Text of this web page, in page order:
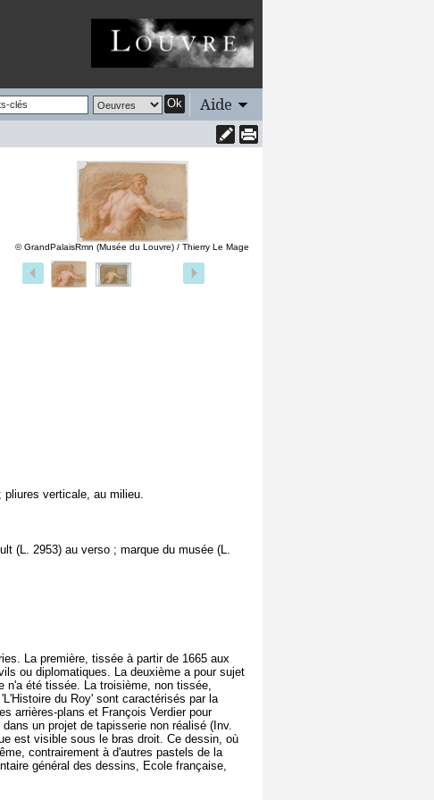
Ok Aide
© GrandPalaisRmn (Musée du Louvre) / Thierry Le Mage
verticale, au milieu.
(L. 2953) au verso ; marque du musée (L.
La première, tissée à partir de 1665 aux
ou diplomatiques. La deuxième a pour sujet
n'a été tissée. La troisième, non tissée,
du Roy' sont caractérisés par la
arrières-plans et François Verdier pour
un projet de tapisserie non réalisé (Inv.
est visible sous le bras droit. Ce dessin, où
contrairement à d'autres pastels de la
général des dessins, Ecole française,